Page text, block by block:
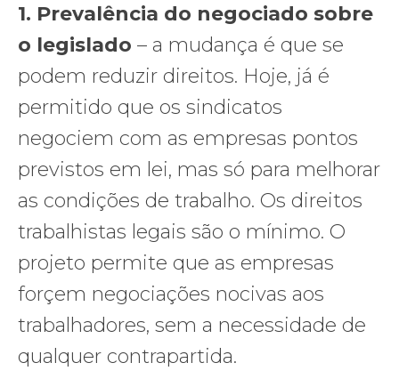
1. Prevalência do negociado sobre
o legislado – a mudança é que se
podem reduzir direitos. Hoje, já é
permitido que os sindicatos
negociem com as empresas pontos
previstos em lei, mas só para melhorar
as condições de trabalho. Os direitos
trabalhistas legais são o mínimo. O
projeto permite que as empresas
forçem negociações nocivas aos
trabalhadores, sem a necessidade de
qualquer contrapartida.